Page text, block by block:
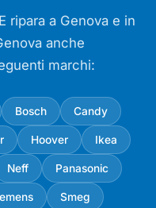
ripara a Genova e in
anche
marchi:
Bosch Candy
Hoover Ikea
Neff Panasonic
Smeg